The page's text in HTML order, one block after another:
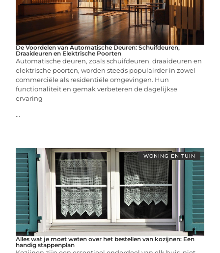
De Voordelen van Automatische Deuren: Schuifdeuren,
Draaideuren en Elektrische Poorten
Automatische deuren, zoals schuifdeuren, draaideuren en
elektrische poorten, worden steeds populairder in zowel
commerciële als residentiële omgevingen. Hun
functionaliteit en gemak verbeteren de dagelijkse
ervaring
...
WONING EN TUIN
Alles wat je moet weten over het bestellen van kozijnen: Een
handig stappenplan